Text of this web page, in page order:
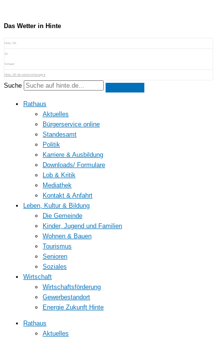
springen
Das Wetter in Hinte
Hinte, DE
16°
Schauer
Hinte, DE die wettervorhersage ▸
Suche
Rathaus
Aktuelles
Bürgerservice online
Standesamt
Politik
Karriere & Ausbildung
Downloads/ Formulare
Lob & Kritik
Mediathek
Kontakt & Anfahrt
Leben, Kultur & Bildung
Die Gemeinde
Kinder, Jugend und Familien
Wohnen & Bauen
Tourismus
Senioren
Soziales
Wirtschaft
Wirtschaftsförderung
Gewerbestandort
Energie Zukunft Hinte
Rathaus
Aktuelles